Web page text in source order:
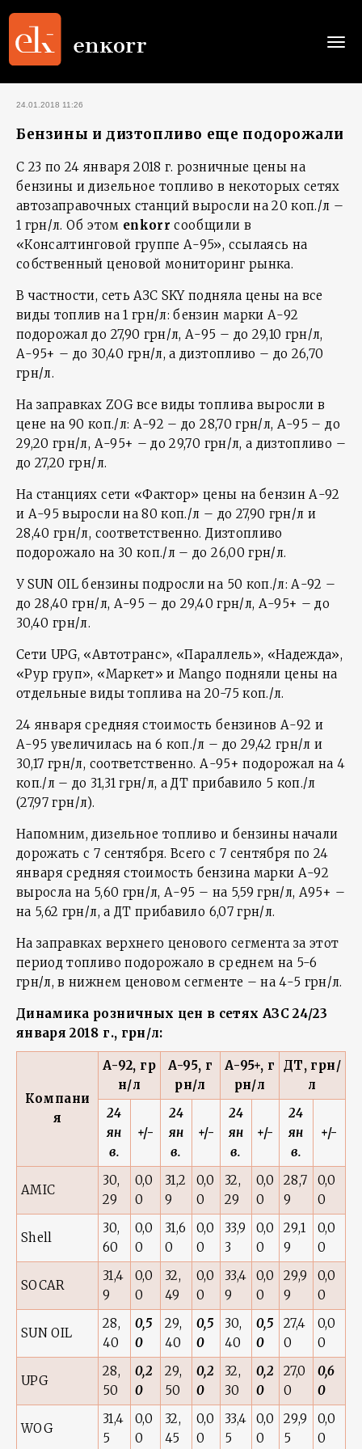
24.01.2018 11:26
Бензины и дизтопливо еще подорожали
С 23 по 24 января 2018 г. розничные цены на
бензины и дизельное топливо в некоторых сетях
автозаправочных станций выросли на 20 коп./л –
1 грн/л. Об этом enkorr сообщили в
«Консалтинговой группе А-95», ссылаясь на
собственный ценовой мониторинг рынка.
В частности, сеть АЗС SKY подняла цены на все
виды топлив на 1 грн/л: бензин марки А-92
подорожал до 27,90 грн/л, А-95 – до 29,10 грн/л,
А-95+ – до 30,40 грн/л, а дизтопливо – до 26,70
грн/л.
На заправках ZOG все виды топлива выросли в
цене на 90 коп./л: А-92 – до 28,70 грн/л, А-95 – до
29,20 грн/л, А-95+ – до 29,70 грн/л, а дизтопливо –
до 27,20 грн/л.
На станциях сети «Фактор» цены на бензин А-92
и А-95 выросли на 80 коп./л – до 27,90 грн/л и
28,40 грн/л, соответственно. Дизтопливо
подорожало на 30 коп./л – до 26,00 грн/л.
У SUN OIL бензины подросли на 50 коп./л: А-92 –
до 28,40 грн/л, А-95 – до 29,40 грн/л, А-95+ – до
30,40 грн/л.
Сети UPG, «Автотранс», «Параллель», «Надежда»,
«Рур груп», «Маркет» и Mango подняли цены на
отдельные виды топлива на 20-75 коп./л.
24 января средняя стоимость бензинов А-92 и
А-95 увеличилась на 6 коп./л – до 29,42 грн/л и
30,17 грн/л, соответственно. А-95+ подорожал на 4
коп./л – до 31,31 грн/л, а ДТ прибавило 5 коп./л
(27,97 грн/л).
Напомним, дизельное топливо и бензины начали
дорожать с 7 сентября. Всего с 7 сентября по 24
января средняя стоимость бензина марки А-92
выросла на 5,60 грн/л, А-95 – на 5,59 грн/л, А95+ –
на 5,62 грн/л, а ДТ прибавило 6,07 грн/л.
На заправках верхнего ценового сегмента за этот
период топливо подорожало в среднем на 5-6
грн/л, в нижнем ценовом сегменте – на 4-5 грн/л.
Динамика розничных цен в сетях АЗС 24/23
января 2018 г., грн/л:
Компани
я
А-92, гр
н/л
А-95, г
рн/л
А-95+, г
рн/л
ДТ, грн/
л
24
ян
в.
+/-
24
ян
в.
+/-
24
ян
в.
+/-
24
ян
в.
+/-
AMIC
30,
29
0,0
0
31,2
9
0,0
0
32,
29
0,0
0
28,7
9
0,0
0
Shell
30,
60
0,0
0
31,6
0
0,0
0
33,9
3
0,0
0
29,1
9
0,0
0
SOCAR
31,4
9
0,0
0
32,
49
0,0
0
33,4
9
0,0
0
29,9
9
0,0
0
SUN OIL
28,
40
0,5
0
29,
40
0,5
0
30,
40
0,5
0
27,4
0
0,0
0
UPG
28,
50
0,2
0
29,
50
0,2
0
32,
30
0,2
0
27,0
0
0,6
0
WOG
31,4
5
0,0
0
32,
45
0,0
0
33,4
5
0,0
0
29,9
5
0,0
0